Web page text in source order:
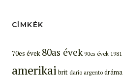
CÍMKÉK
70es évek 80as évek 90es évek 1981
amerikaibrit dario argento dráma